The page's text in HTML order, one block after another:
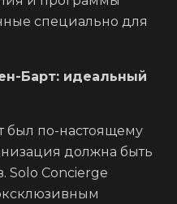
специально для
Барт: идеальный
был по-настоящему
должна быть
Solo Concierge